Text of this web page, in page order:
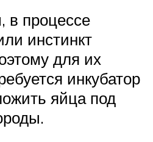
в процессе
инстинкт
для их
инкубатор
яйца под